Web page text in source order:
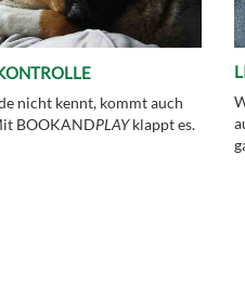
nicht kennt, kommt auch
BOOKANDPLAYklappt es.